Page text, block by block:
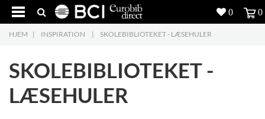
5
Produkter
Projekter
Inspiration
HJEM | INSPIRATION | SKOLEBIBLIOTEKET - LÆSEHULER
SKOLEBIBLIOTEKET -
LÆSEHULER
0 0